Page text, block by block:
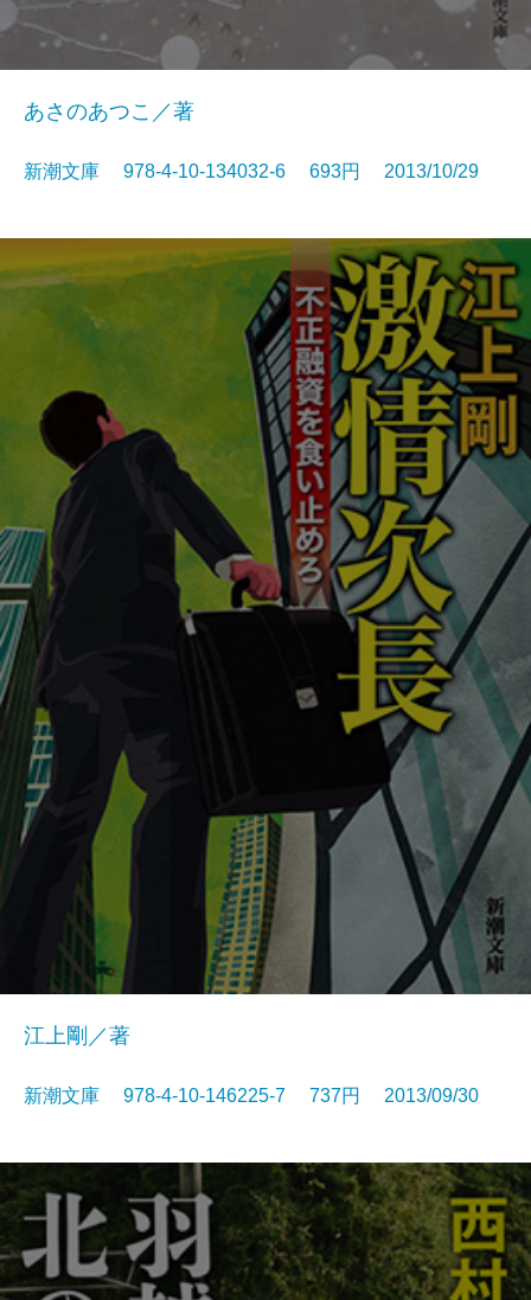
あさのあつこ／著
新潮文庫 978-4-10-134032-6 693円 2013/10/29
江上剛／著
新潮文庫 978-4-10-146225-7 737円 2013/09/30